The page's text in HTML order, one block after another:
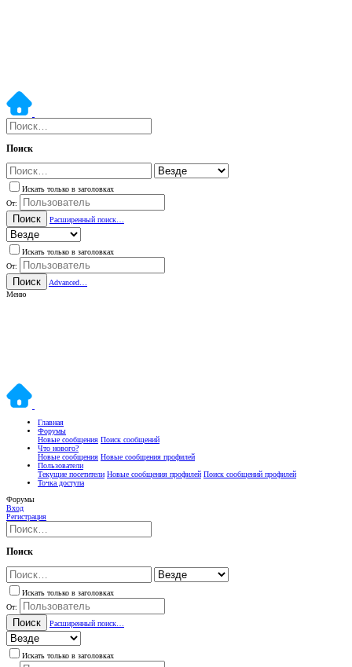
Поиск
Искать только в заголовках
От:
Поиск Расширенный поиск…
Искать только в заголовках
От:
Поиск
Advanced…
Меню
Главная
Форумы
Новые сообщения Поиск сообщений
Что нового?
Новые сообщения Новые сообщения профилей
Пользователи
Текущие посетители Новые сообщения профилей Поиск сообщений профилей
Точка доступа
Форумы
Вход
Регистрация
Поиск
Искать только в заголовках
От:
Поиск Расширенный поиск…
Искать только в заголовках